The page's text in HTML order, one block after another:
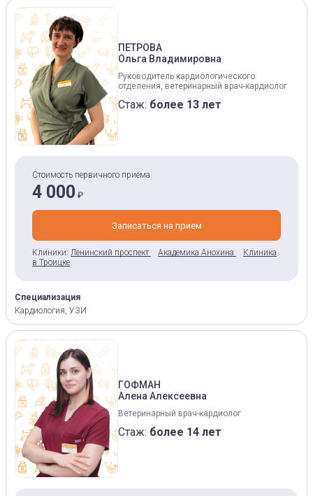
ПЕТРОВА
Ольга Владимировна
Руководитель кардиологического
отделения, ветеринарный врач-кардиолог
Стаж: более 13 лет
Стоимость первичного приёма
4 000 ₽
Записаться на прием
Клиники: Ленинский проспект Академика Анохина
Клиника
в Троицке
Специализация
Кардиология, УЗИ
ГОФМАН
Алена Алексеевна
Ветеринарный врач-кардиолог
Стаж: более 14 лет